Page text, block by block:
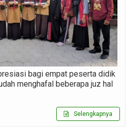
bagi empat peserta didik
menghafal beberapa juz hal
Selengkapnya